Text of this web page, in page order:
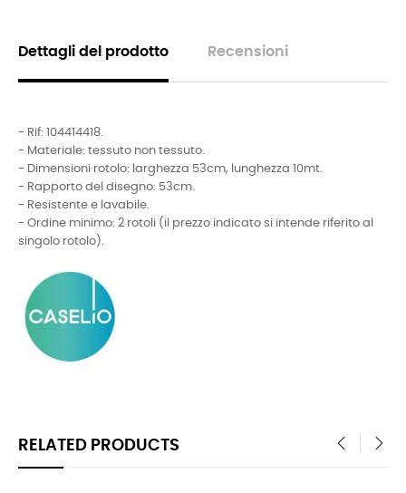
Dettagli del prodotto Recensioni
- Rif: 104414418.
- Materiale: tessuto non tessuto.
- Dimensioni rotolo: larghezza 53cm, lunghezza 10mt.
- Rapporto del disegno: 53cm.
- Resistente e lavabile.
- Ordine minimo: 2 rotoli (il prezzo indicato si intende riferito al
singolo rotolo).
RELATED PRODUCTS